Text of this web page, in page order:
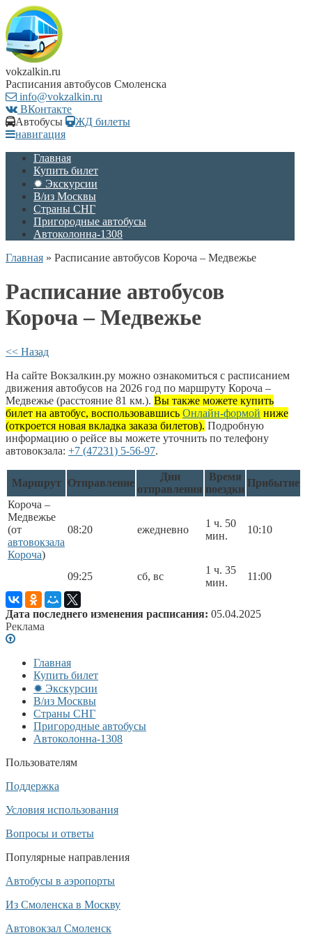
vokzalkin.ru
Расписания автобусов Смоленска
info@vokzalkin.ru
ВКонтакте
Автобусы
ЖД билеты
навигация
Главная
Купить билет
✹ Экскурсии
В/из Москвы
Страны СНГ
Пригородные автобусы
Автоколонна-1308
Главная » Расписание автобусов Короча – Медвежье
Расписание автобусов
Короча – Медвежье
<< Назад
На сайте Вокзалкин.ру можно ознакомиться с расписанием
движения автобусов на 2026 год по маршруту Короча –
Медвежье (расстояние 81 км.). Вы также можете купить
билет на автобус, воспользовавшись Онлайн-формой ниже
(откроется новая вкладка заказа билетов). Подробную
информацию о рейсе вы можете уточнить по телефону
автовокзала: +7 (47231) 5-56-97.
Маршрут Отправление
Дни
отправления
Время
поездки
Прибытие
Короча –
Медвежье
(от
автовокзала
Короча)
08:20 ежедневно
1 ч. 50
мин.
10:10
09:25 сб, вс
1 ч. 35
мин.
11:00
Дата последнего изменения расписания: 05.04.2025
Реклама
Главная
Купить билет
✹ Экскурсии
В/из Москвы
Страны СНГ
Пригородные автобусы
Автоколонна-1308
Пользователям
Поддержка
Условия использования
Вопросы и ответы
Популярные направления
Автобусы в аэропорты
Из Смоленска в Москву
Автовокзал Смоленск